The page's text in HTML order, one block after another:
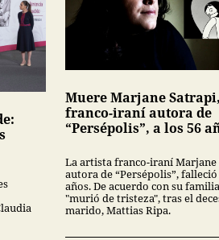
Muere Marjane
franco-iraní autora de
“Persépolis”, a los 56
La artista franco-iraní Marjane
autora de “Persépolis”, falleció
años. De acuerdo con su
"murió de tristeza", tras el
marido, Mattias Ripa.